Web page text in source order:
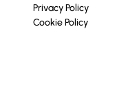
Privacy Policy
Cookie Policy